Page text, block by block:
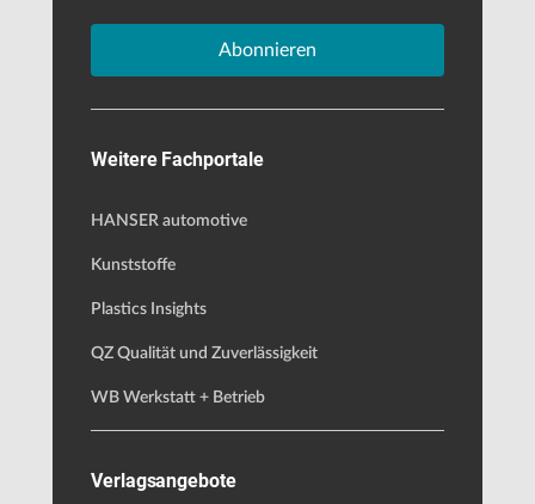
Abonnieren
Weitere Fachportale
HANSER automotive
Kunststoffe
Plastics Insights
QZ Qualität und Zuverlässigkeit
WB Werkstatt + Betrieb
Verlagsangebote